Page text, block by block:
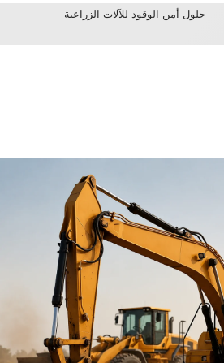
حلول أمن الوقود للآلات الزراعية